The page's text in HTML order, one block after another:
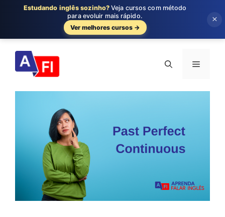
para
conteúdo
Menu
Estudando inglês sozinho? Veja cursos com método
para evoluir mais rápido.
Ver melhores cursos →
×